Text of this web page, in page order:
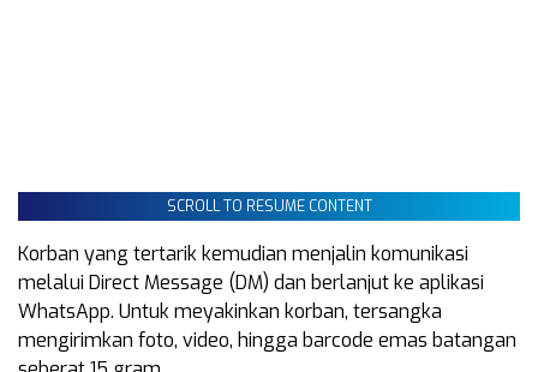
SCROLL TO RESUME CONTENT
Korban yang tertarik kemudian menjalin komunikasi
melalui Direct Message (DM) dan berlanjut ke aplikasi
WhatsApp. Untuk meyakinkan korban, tersangka
mengirimkan foto, video, hingga barcode emas batangan